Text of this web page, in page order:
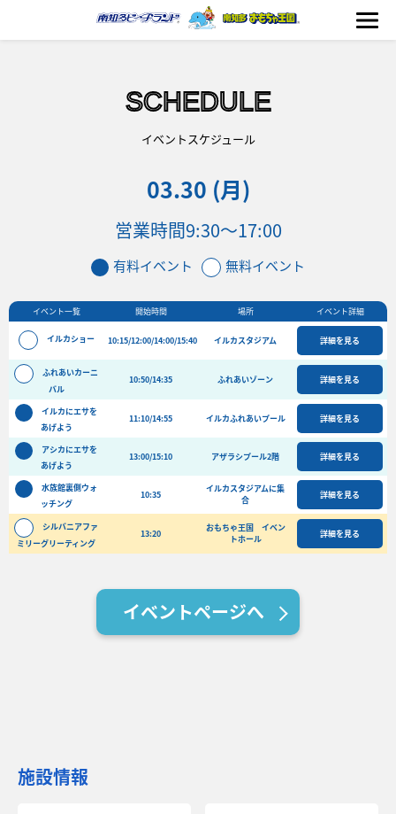
イベント
フード&ショップ
海の生きもの
おもちゃ王国
よくある質問
団体向けプラン情報 ビーチランド支援プログラム
SCHEDULE
イベントスケジュール
03.30 (月)
営業時間9:30～17:00
有料イベント 無料イベント
イベント一覧 開始時間 場所 イベント詳細
イルカショー 10:15/12:00/14:00/15:40 イルカスタジアム 詳細を見る
ふれあいカーニ
バル
10:50/14:35 ふれあいゾーン 詳細を見る
イルカにエサを
あげよう
11:10/14:55 イルカふれあいプール 詳細を見る
アシカにエサを
あげよう
13:00/15:10 アザラシプール2階 詳細を見る
水族館裏側ウォ
ッチング
10:35
イルカスタジアムに集
合
詳細を見る
シルバニアファ
ミリーグリーティング
13:20
おもちゃ王国 イベン
トホール
詳細を見る
イベントページへ
施設情報